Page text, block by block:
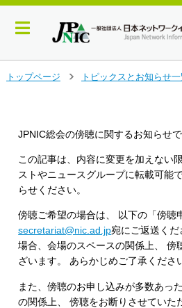
トップページ
トピックスとお知らせ一
JPNIC総会の傍聴に関するお知らせで
この記事は、内容に変更を加えない
ストやニュースグループに転載可能
らせください。
傍聴ご希望の場合は、 以下の「傍聴
secretariat@nic.ad.jp宛にご返送く
場合、会場のスペースの関係上、 傍
ざいます。 あらかじめご了承くださ
また、傍聴のお申し込みが多数あっ
の関係上、 傍聴をお断りさせていた